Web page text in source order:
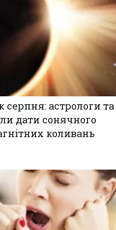
серпня: астрологи та
дати сонячного
коливань